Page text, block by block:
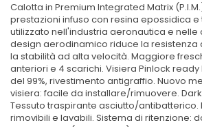
Calotta in Premium Integrated Matrix
prestazioni infuso con resina epossidica e
utilizzato nell'industria aeronautica e nelle
design aerodinamico riduce la resistenza
la stabilità ad alta velocità. Maggiore
anteriori e 4 scarichi. Visiera Pinlock
del 99%, rivestimento antigraffio. Nuovo
visiera: facile da installare/rimuovere.
Tessuto traspirante asciutto/antibatterico.
rimovibili e lavabili. Sistema di ritenzione: